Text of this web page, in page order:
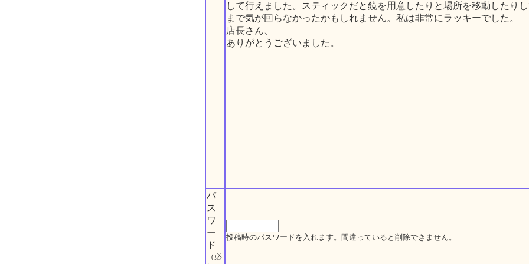
して行えました。スティックだと鏡を用意したりと場所を移動したり
まで気が回らなかったかもしれません。私は非常にラッキーでした。
店長さん、
ありがとうございました。
パ
ス
ワ
ー
ド
（必
投稿時のパスワードを入れます。間違っていると削除できません。